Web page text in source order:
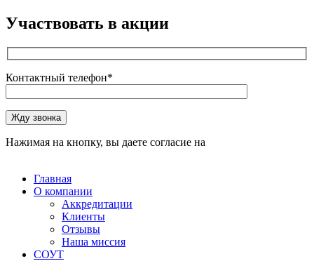
Участвовать в акции
Контактный телефон*
Оставьте это поле пустым.
Жду звонка
Нажимая на кнопку, вы даете согласие на
Главная
О компании
Аккредитации
Клиенты
Отзывы
Наша миссия
СОУТ